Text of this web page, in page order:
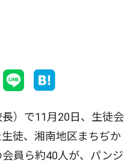
）で11月20日、生徒会
徒、湘南地区まちぢか
員ら約40人が、パンジ